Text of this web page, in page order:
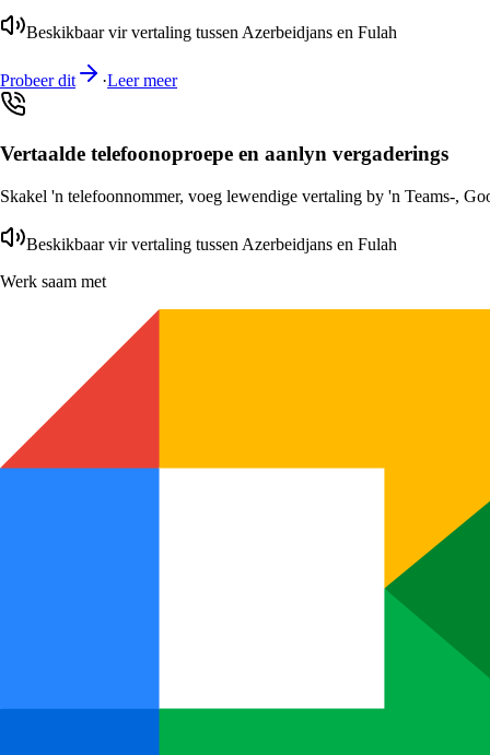
Beskikbaar vir vertaling tussen Azerbeidjans en Fulah
Probeer dit ·Leer meer
Vertaalde telefoonoproepe en aanlyn vergaderings
Skakel 'n telefoonnommer, voeg lewendige vertaling by 'n Teams-,
Beskikbaar vir vertaling tussen Azerbeidjans en Fulah
Werk saam met